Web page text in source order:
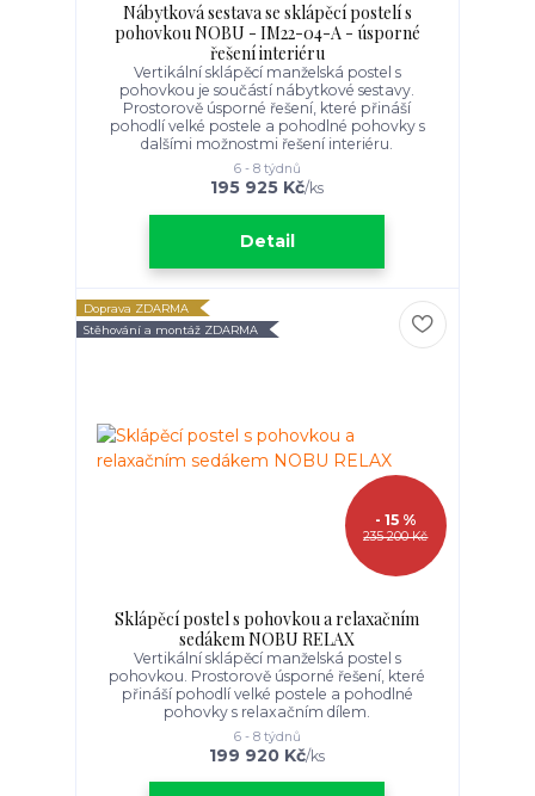
Nábytková sestava se sklápěcí postelí s
pohovkou NOBU - IM22-04-A - úsporné
řešení interiéru
Vertikální sklápěcí manželská postel s
pohovkou je součástí nábytkové sestavy.
Prostorově úsporné řešení, které přináší
pohodlí velké postele a pohodlné pohovky s
dalšími možnostmi řešení interiéru.
195 925 Kč/ks
6 - 8 týdnů
Detail
Doprava ZDARMA
Stěhování a montáž ZDARMA
235 200 Kč
- 15 %
Sklápěcí postel s pohovkou a relaxačním
sedákem NOBU RELAX
Vertikální sklápěcí manželská postel s
pohovkou. Prostorově úsporné řešení, které
přináší pohodlí velké postele a pohodlné
pohovky s relaxačním dílem.
199 920 Kč/ks
6 - 8 týdnů